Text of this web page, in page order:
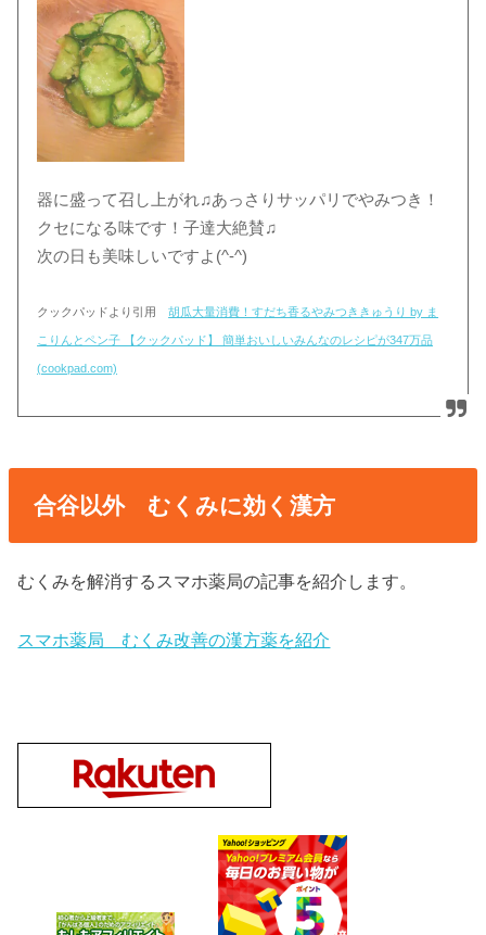
器に盛って召し上がれ♫あっさりサッパリでやみつき！
クセになる味です！子達大絶賛♫
次の日も美味しいですよ(^-^)
クックパッドより引用胡瓜大量消費！すだち香るやみつききゅうり by ま
こりんとペン子 【クックパッド】 簡単おいしいみんなのレシピが347万品
(cookpad.com)
合谷以外 むくみに効く漢方
むくみを解消するスマホ薬局の記事を紹介します。
スマホ薬局 むくみ改善の漢方薬を紹介